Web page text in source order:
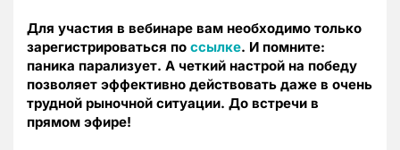
Для участия в вебинаре вам необходимо только
зарегистрироваться по ссылке. И помните:
паника парализует. А четкий настрой на победу
позволяет эффективно действовать даже в очень
трудной рыночной ситуации. До встречи в
прямом эфире!